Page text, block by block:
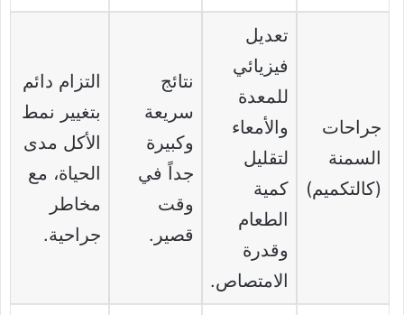
جراحات
السمنة
(كالتكميم)
تعديل
فيزيائي
للمعدة
والأمعاء
لتقليل
كمية
الطعام
وقدرة
الامتصاص.
نتائج
سريعة
وكبيرة
جداً في
وقت
قصير.
التزام دائم
بتغيير نمط
الأكل مدى
الحياة، مع
مخاطر
جراحية.